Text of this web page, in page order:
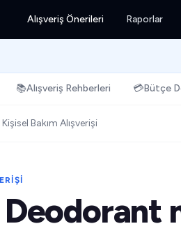
Alışveriş Önerileri Raporlar
📚Alışveriş Rehberleri 💳Bütçe
Bakım Alışverişi